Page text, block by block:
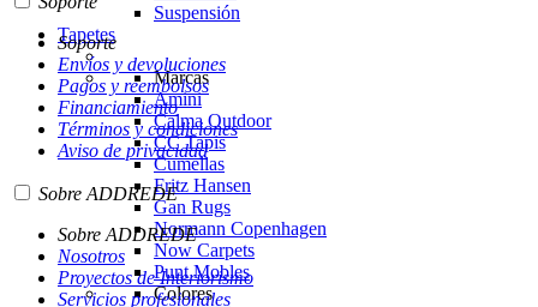
Suspensión
Tapetes
Marcas
Amini
Calma Outdoor
CC Tapis
Cumellas
Fritz Hansen
Gan Rugs
Normann Copenhagen
Now Carpets
Punt Mobles
Colores
Soporte
Envíos y devoluciones
Pagos y reembolsos
Financiamiento
Términos y condiciones
Aviso de privacidad
Sobre ADDREDE
Sobre ADDREDE
Nosotros
Proyectos de Interiorismo
Servicios profesionales